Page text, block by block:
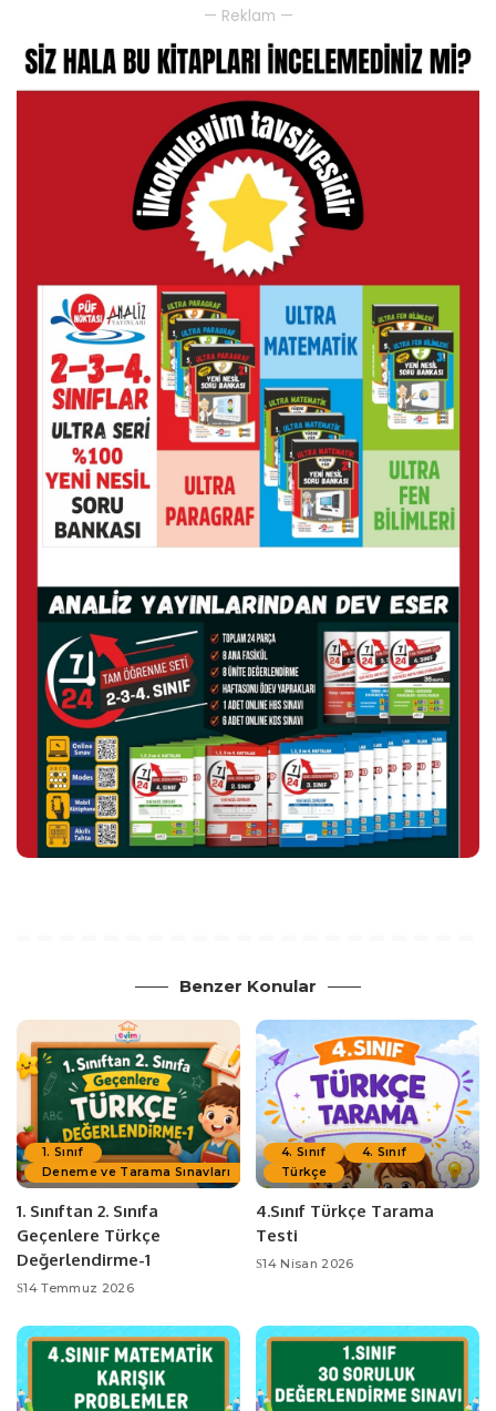
— Reklam —
Benzer Konular
1. Sınıf
Deneme ve Tarama Sınavları
1. Sınıftan 2. Sınıfa
Geçenlere Türkçe
Değerlendirme-1
14 Temmuz 2026
4. Sınıf
4. Sınıf
Türkçe
4.Sınıf Türkçe Tarama
Testi
14 Nisan 2026